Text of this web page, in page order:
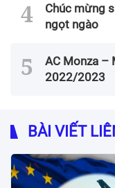
Chúc mừng
ngọt ngào
AC Monza –
2022/2023
BÀI VIẾT